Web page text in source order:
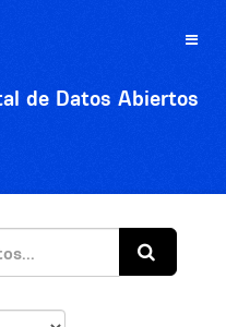
Toggle
de Datos Abiertos